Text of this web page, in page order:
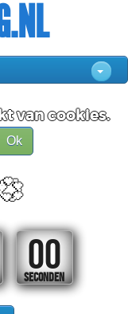
van cookies.
Ok
00
SECONDEN